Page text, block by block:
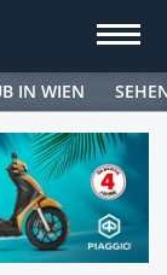
IN WIEN